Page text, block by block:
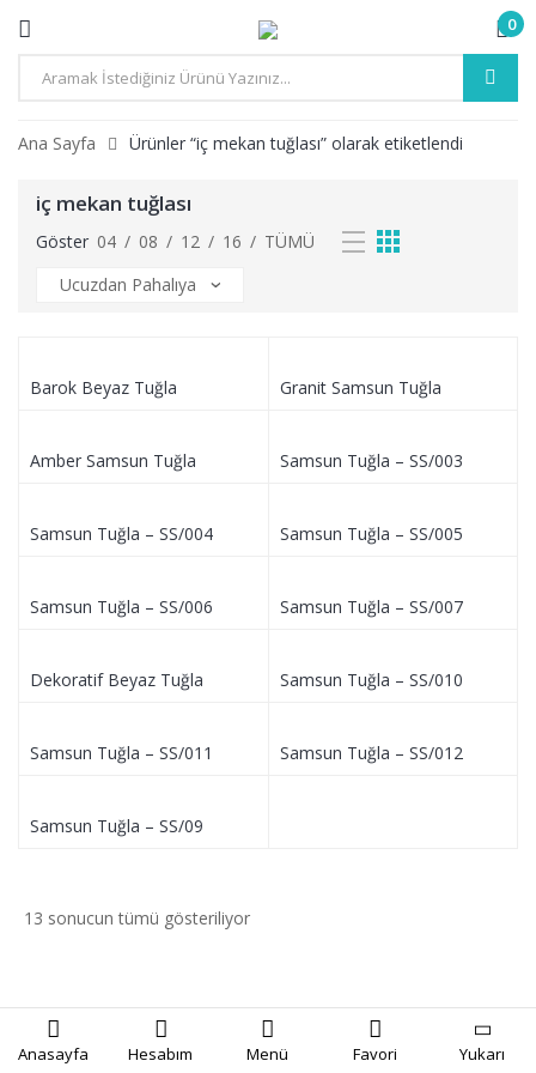
0
Anasayfa Hesabım Menü Favori Yukarı
Ana Sayfa Ürünler “iç mekan tuğlası” olarak etiketlendi
iç mekan tuğlası
Göster 04 / 08 / 12 / 16 / TÜMÜ
Barok Beyaz Tuğla Granit Samsun Tuğla
Amber Samsun Tuğla Samsun Tuğla – SS/003
Samsun Tuğla – SS/004 Samsun Tuğla – SS/005
Samsun Tuğla – SS/006 Samsun Tuğla – SS/007
Dekoratif Beyaz Tuğla Samsun Tuğla – SS/010
Samsun Tuğla – SS/011 Samsun Tuğla – SS/012
Samsun Tuğla – SS/09
13 sonucun tümü gösteriliyor